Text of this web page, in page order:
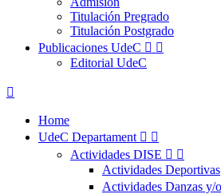
Titulación Pregrado
Titulación Postgrado
Publicaciones UdeC  
Editorial UdeC

Home
UdeC Departament  
Actividades DISE  
Actividades Deportivas
Actividades Danzas y/